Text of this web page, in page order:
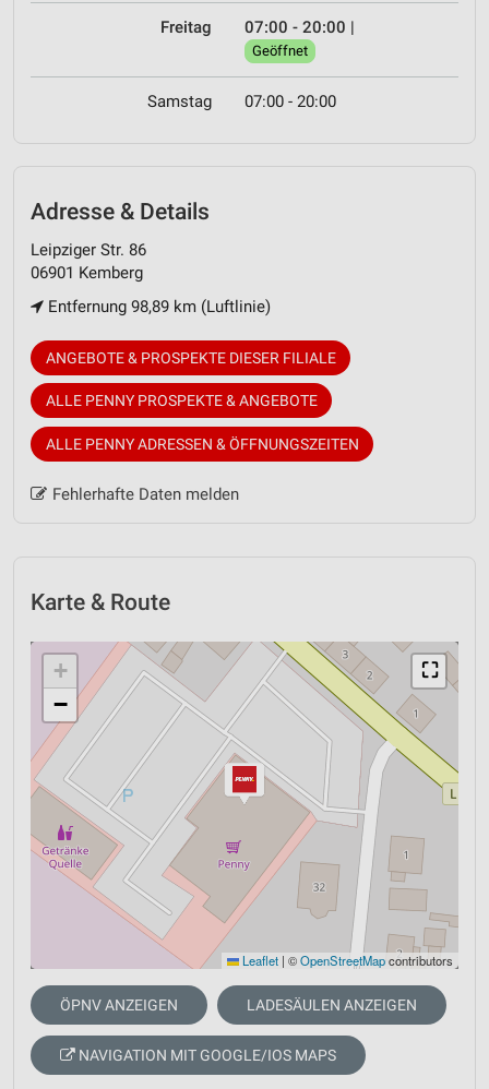
Freitag 07:00 - 20:00 |
Geöffnet
Samstag 07:00 - 20:00
Adresse & Details
Leipziger Str. 86
06901 Kemberg
Entfernung 98,89 km (Luftlinie)
ANGEBOTE & PROSPEKTE DIESER FILIALE
ALLE PENNY PROSPEKTE & ANGEBOTE
ALLE PENNY ADRESSEN & ÖFFNUNGSZEITEN
Fehlerhafte Daten melden
Karte & Route
⛶
+
−
Leaflet | ©OpenStreetMapcontributors
ÖPNV ANZEIGEN LADESÄULEN ANZEIGEN
NAVIGATION MIT GOOGLE/IOS MAPS